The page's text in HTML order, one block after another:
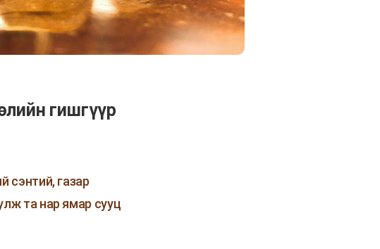
гишгүүр
сэнтий, газар
та нар ямар сууц